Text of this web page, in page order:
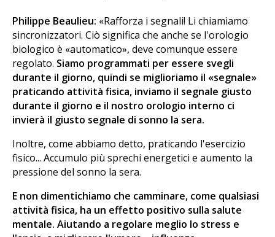
Philippe Beaulieu: «Rafforza i segnali! Li chiamiamo
sincronizzatori. Ciò significa che anche se l'orologio
biologico è «automatico», deve comunque essere
regolato. Siamo programmati per essere svegli
durante il giorno, quindi se miglioriamo il «segnale»
praticando attività fisica, inviamo il segnale giusto
durante il giorno e il nostro orologio interno ci
invierà il giusto segnale di sonno la sera.
Inoltre, come abbiamo detto, praticando l'esercizio
fisico... Accumulo più sprechi energetici e aumento la
pressione del sonno la sera.
E non dimentichiamo che camminare, come qualsiasi
attività fisica, ha un effetto positivo sulla salute
mentale. Aiutando a regolare meglio lo stress e